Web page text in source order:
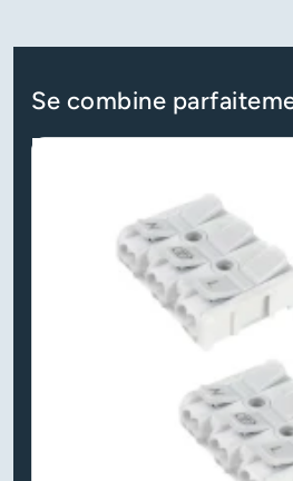
Se combine